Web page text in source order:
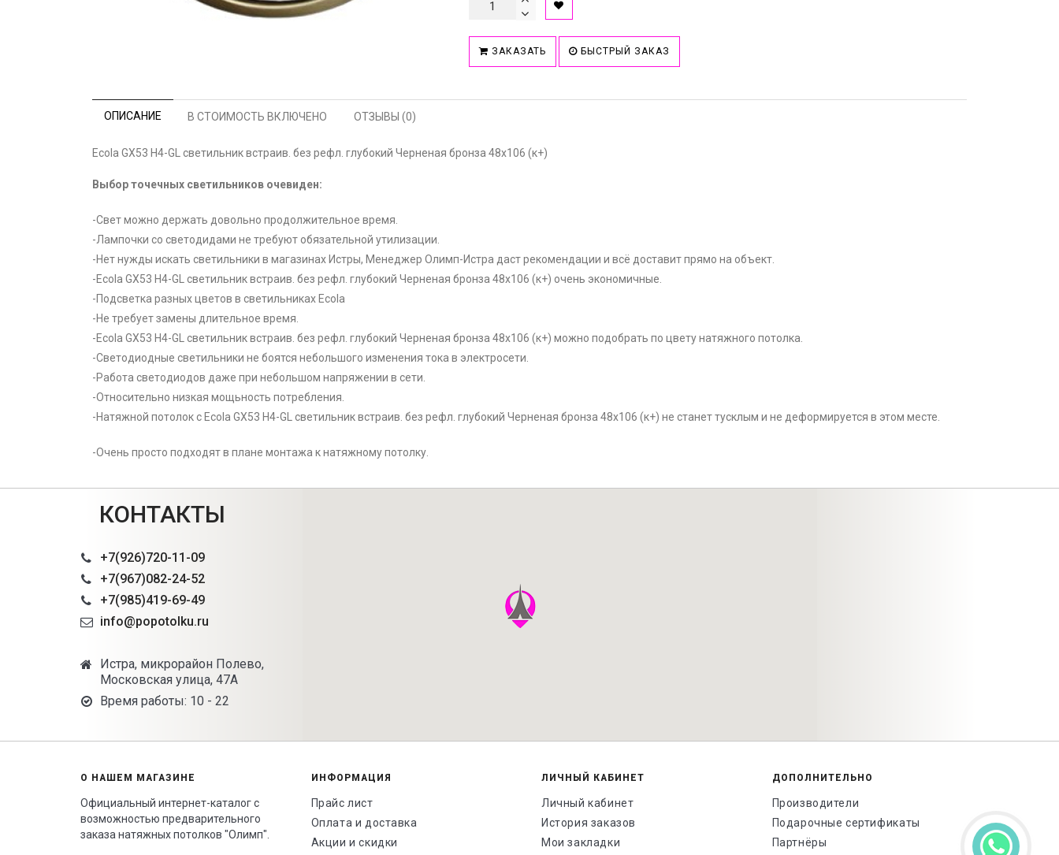
ЗАКАЗАТЬ БЫСТРЫЙ ЗАКАЗ
ОПИСАНИЕ В СТОИМОСТЬ ВКЛЮЧЕНО ОТЗЫВЫ (0)
Ecola GX53 H4-GL светильник встраив. без рефл. глубокий Черненая бронза 48x106 (к+)
Выбор точечных светильников очевиден:
-Свет можно держать довольно продолжительное время.
-Лампочки со светодидами не требуют обязательной утилизации.
-Нет нужды искать светильники в магазинах Истры, Менеджер Олимп-Истра даст рекомендации и всё доставит прямо на объект.
-Ecola GX53 H4-GL светильник встраив. без рефл. глубокий Черненая бронза 48x106 (к+) очень экономичные.
-Подсветка разных цветов в светильниках Ecola
-Не требует замены длительное время.
-Ecola GX53 H4-GL светильник встраив. без рефл. глубокий Черненая бронза 48x106 (к+) можно подобрать по цвету натяжного потолка.
-Светодиодные светильники не боятся небольшого изменения тока в электросети.
-Работа светодиодов даже при небольшом напряжении в сети.
-Относительно низкая мощьность потребления.
-Натяжной потолок с Ecola GX53 H4-GL светильник встраив. без рефл. глубокий Черненая бронза 48x106 (к+) не станет тусклым и не деформируется в этом месте.
-Очень просто подходят в плане монтажа к натяжному потолку.
КОНТАКТЫ
+7(926)720-11-09
+7(967)082-24-52
+7(985)419-69-49
info@popotolku.ru
Истра, микрорайон Полево,
Московская улица, 47А
Время работы: 10 - 22
О НАШЕМ МАГАЗИНЕ
Официальный интернет-каталог с
возможностью предварительного
заказа натяжных потолков "Олимп".
ИНФОРМАЦИЯ
Прайс лист
Оплата и доставка
Акции и скидки
ЛИЧНЫЙ КАБИНЕТ
Личный кабинет
История заказов
Мои закладки
ДОПОЛНИТЕЛЬНО
Производители
Подарочные сертификаты
Партнёры